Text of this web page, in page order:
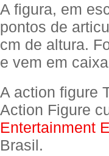
A figura, em
pontos de
cm de altura.
e vem em
A action figure
Action Figure
Entertainment
Brasil.